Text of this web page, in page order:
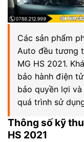
Các sản phẩm
Auto đều tương
MG HS 2021.
bảo hành điện
bảo quyền lợi
quá trình sử
Thông số kỹ
HS 2021